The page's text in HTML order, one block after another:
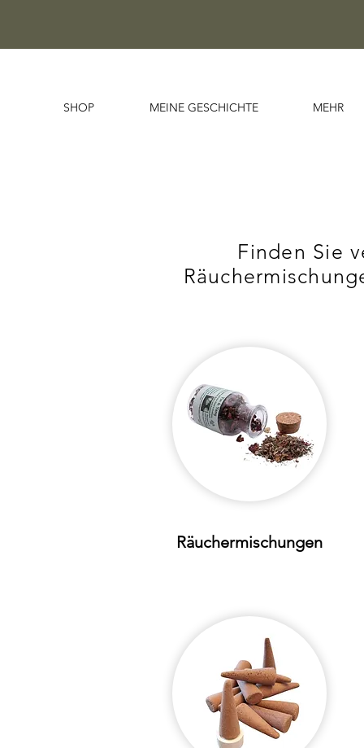
SHOP MEINE GESCHICHTE MEHR
Finden Sie
Räuchermischungen